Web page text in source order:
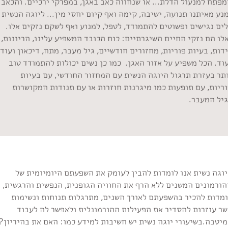
מאיתנו תנועה, ישיבה, קימה ואף קיום יחסי מין... ליוגה הנשית
נגישים ופשוטים להתמודד, לטפל, למנוע ואף לשקם נזקים אלו.
הם נזקי החיים השיגרתיים: כוח הכובד המשפיע עלינו, הריונות,
בעיות פוריות, מחזורים חודשיים, גיל מעבר, מתח, דיכאון ועוד
הכל משפיע על אזור האגן. כמו כן נשים יכולות להתמודד טוב
בעזרת תרגול היוגה הנשית עם המחזור החודשי, עם בעיות
עם תופעות כמו מיגרנות חוזרות או עם תנודות המקושרות
המעבר.
נשית אנו לומדות להבין לעומק את השפעתם היומיומית של
המשנים ללא הרף את החוויה הגופנית, הנפשית והרגשית,
להכיר בהשפעתם לאורך השנים, מתרגלות תנוחות ונשימות
עוזרות להסדיר את הפעילות ההורמונלית ולאפשר לה לעבוד
יוגה נשית יש חשיבות למידע כמו: האם את